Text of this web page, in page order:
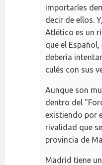
importarles
decir de ellos.
Atlético es un
que el
debería
culés con sus
Aunque son
dentro del
existiendo por
rivalidad que
provincia de
Madrid tiene